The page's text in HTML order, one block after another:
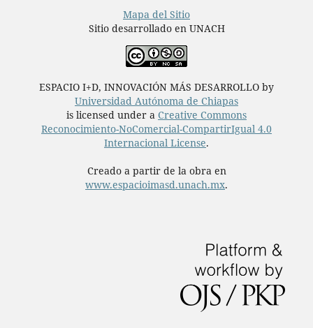
Mapa del Sitio
Sitio desarrollado en UNACH
ESPACIO I+D, INNOVACIÓN MÁS DESARROLLO by
Universidad Autónoma de Chiapas
is licensed under a Creative Commons
Reconocimiento-NoComercial-CompartirIgual 4.0
Internacional License.
Creado a partir de la obra en
www.espacioimasd.unach.mx.